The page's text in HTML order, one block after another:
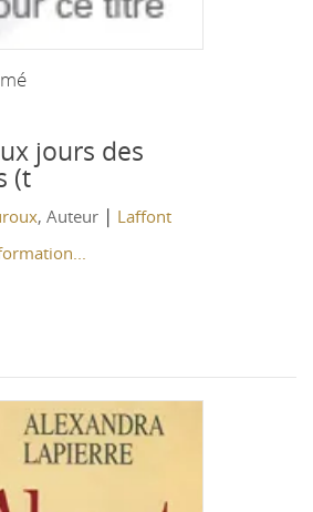
jours des
(t
, Auteur | Laffont